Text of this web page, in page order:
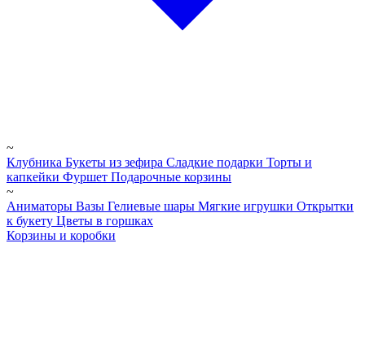
~
Клубника Букеты из зефира Сладкие подарки Торты и
капкейки Фуршет Подарочные корзины
~
Аниматоры Вазы Гелиевые шары Мягкие игрушки Открытки
к букету Цветы в горшках
Корзины и коробки